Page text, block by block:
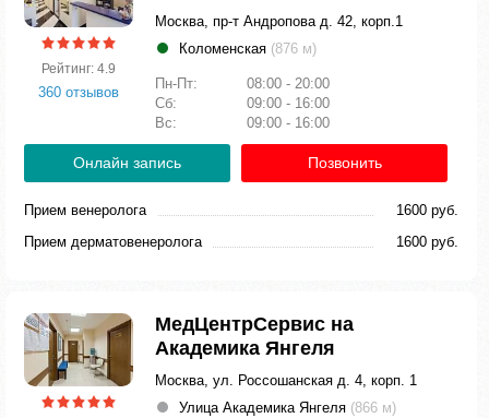
Рейтинг: 4.9
360 отзывов
Москва, пр-т Андропова д. 42, корп.1
Коломенская (876 м)
Пн-Пт:
08:00 - 20:00
Сб:
09:00 - 16:00
Вс:
09:00 - 16:00
Онлайн запись Позвонить
Прием венеролога
1600 руб.
Прием дерматовенеролога
1600 руб.
МедЦентрСервис на
Академика Янгеля
Москва, ул. Россошанская д. 4, корп. 1
Улица Академика Янгеля (866 м)